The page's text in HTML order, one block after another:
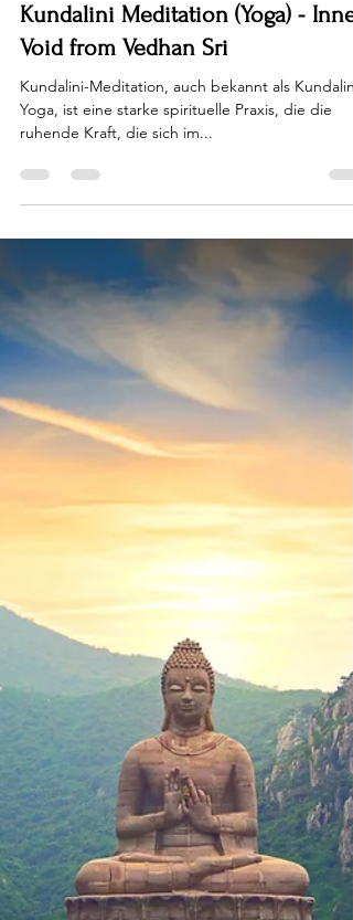
Kundalini Meditation (Yoga) - Inner
Void from Vedhan Sri
Kundalini-Meditation, auch bekannt als Kundalini
Yoga, ist eine starke spirituelle Praxis, die die
ruhende Kraft, die sich im...